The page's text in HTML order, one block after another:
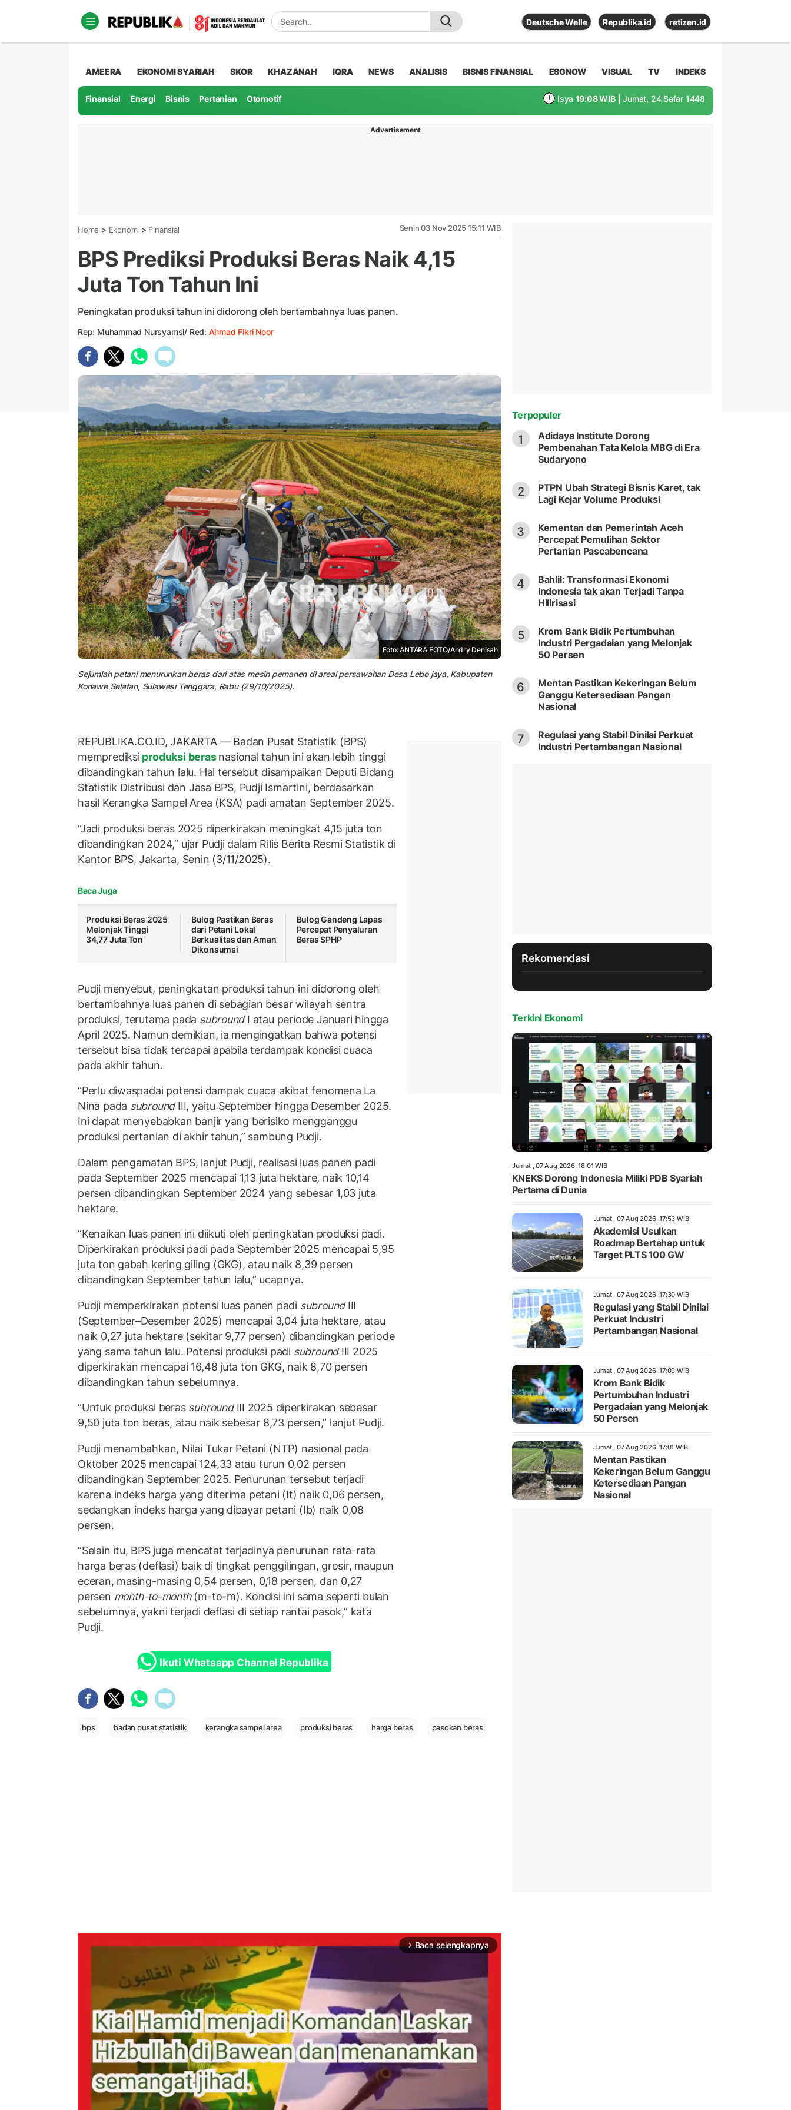
Deutsche Welle Republika.id retizen.id
AMEERA EKONOMI SYARIAH SKOR KHAZANAH IQRA NEWS ANALISIS BISNIS FINANSIAL ESGNOW VISUAL TV INDEKS
Finansial Energi Bisnis Pertanian Otomotif Isya 19:08 WIB | Jumat, 24 Safar 1448
Advertisement
Home > Ekonomi > Finansial Senin 03 Nov 2025 15:11 WIB
BPS Prediksi Produksi Beras Naik 4,15
Juta Ton Tahun Ini
Peningkatan produksi tahun ini didorong oleh bertambahnya luas panen.
Rep: Muhammad Nursyamsi/ Red: Ahmad Fikri Noor
Foto: ANTARA FOTO/Andry Denisah
Sejumlah petani menurunkan beras dari atas mesin pemanen di areal persawahan Desa Lebo jaya, Kabupaten
Konawe Selatan, Sulawesi Tenggara, Rabu (29/10/2025).
REPUBLIKA.CO.ID, JAKARTA — Badan Pusat Statistik (BPS)
memprediksiproduksi berasnasional tahun ini akan lebih tinggi
dibandingkan tahun lalu. Hal tersebut disampaikan Deputi Bidang
Statistik Distribusi dan Jasa BPS, Pudji Ismartini, berdasarkan
hasil Kerangka Sampel Area (KSA) padi amatan September 2025.
“Jadi produksi beras 2025 diperkirakan meningkat 4,15 juta ton
dibandingkan 2024,” ujar Pudji dalam Rilis Berita Resmi Statistik di
Kantor BPS, Jakarta, Senin (3/11/2025).
Baca Juga
Produksi Beras 2025
Melonjak Tinggi
34,77 Juta Ton
Bulog Pastikan Beras
dari Petani Lokal
Berkualitas dan Aman
Dikonsumsi
Bulog Gandeng Lapas
Percepat Penyaluran
Beras SPHP
Pudji menyebut, peningkatan produksi tahun ini didorong oleh
bertambahnya luas panen di sebagian besar wilayah sentra
produksi, terutama pada subroundI atau periode Januari hingga
April 2025. Namun demikian, ia mengingatkan bahwa potensi
tersebut bisa tidak tercapai apabila terdampak kondisi cuaca
pada akhir tahun.
“Perlu diwaspadai potensi dampak cuaca akibat fenomena La
Nina pada subroundIII, yaitu September hingga Desember 2025.
Ini dapat menyebabkan banjir yang berisiko mengganggu
produksi pertanian di akhir tahun,” sambung Pudji.
Dalam pengamatan BPS, lanjut Pudji, realisasi luas panen padi
pada September 2025 mencapai 1,13 juta hektare, naik 10,14
persen dibandingkan September 2024 yang sebesar 1,03 juta
hektare.
“Kenaikan luas panen ini diikuti oleh peningkatan produksi padi.
Diperkirakan produksi padi pada September 2025 mencapai 5,95
juta ton gabah kering giling (GKG), atau naik 8,39 persen
dibandingkan September tahun lalu,” ucapnya.
Pudji memperkirakan potensi luas panen padi subroundIII
(September–Desember 2025) mencapai 3,04 juta hektare, atau
naik 0,27 juta hektare (sekitar 9,77 persen) dibandingkan periode
yang sama tahun lalu. Potensi produksi padi subroundIII 2025
diperkirakan mencapai 16,48 juta ton GKG, naik 8,70 persen
dibandingkan tahun sebelumnya.
“Untuk produksi beras subroundIII 2025 diperkirakan sebesar
9,50 juta ton beras, atau naik sebesar 8,73 persen,” lanjut Pudji.
Pudji menambahkan, Nilai Tukar Petani (NTP) nasional pada
Oktober 2025 mencapai 124,33 atau turun 0,02 persen
dibandingkan September 2025. Penurunan tersebut terjadi
karena indeks harga yang diterima petani (It) naik 0,06 persen,
sedangkan indeks harga yang dibayar petani (Ib) naik 0,08
persen.
“Selain itu, BPS juga mencatat terjadinya penurunan rata-rata
harga beras (deflasi) baik di tingkat penggilingan, grosir, maupun
eceran, masing-masing 0,54 persen, 0,18 persen, dan 0,27
persen month-to-month(m-to-m). Kondisi ini sama seperti bulan
sebelumnya, yakni terjadi deflasi di setiap rantai pasok,” kata
Pudji.
Ikuti Whatsapp Channel Republika
bps badan pusat statistik kerangka sampel area produksi beras harga beras pasokan beras
arrow_forward_ios Baca selengkapnya
Terpopuler
1
Adidaya Institute Dorong
Pembenahan Tata Kelola MBG di Era
Sudaryono
2
PTPN Ubah Strategi Bisnis Karet, tak
Lagi Kejar Volume Produksi
3
Kementan dan Pemerintah Aceh
Percepat Pemulihan Sektor
Pertanian Pascabencana
4
Bahlil: Transformasi Ekonomi
Indonesia tak akan Terjadi Tanpa
Hilirisasi
5
Krom Bank Bidik Pertumbuhan
Industri Pergadaian yang Melonjak
50 Persen
6
Mentan Pastikan Kekeringan Belum
Ganggu Ketersediaan Pangan
Nasional
7
Regulasi yang Stabil Dinilai Perkuat
Industri Pertambangan Nasional
Rekomendasi
Terkini Ekonomi
Jumat , 07 Aug 2026, 18:01 WIB
KNEKS Dorong Indonesia Miliki PDB Syariah
Pertama di Dunia
Jumat , 07 Aug 2026, 17:53 WIB
Akademisi Usulkan
Roadmap Bertahap untuk
Target PLTS 100 GW
Jumat , 07 Aug 2026, 17:30 WIB
Regulasi yang Stabil Dinilai
Perkuat Industri
Pertambangan Nasional
Jumat , 07 Aug 2026, 17:09 WIB
Krom Bank Bidik
Pertumbuhan Industri
Pergadaian yang Melonjak
50 Persen
Jumat , 07 Aug 2026, 17:01 WIB
Mentan Pastikan
Kekeringan Belum Ganggu
Ketersediaan Pangan
Nasional